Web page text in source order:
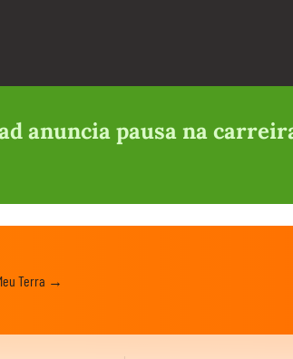
anuncia pausa na
Terra →